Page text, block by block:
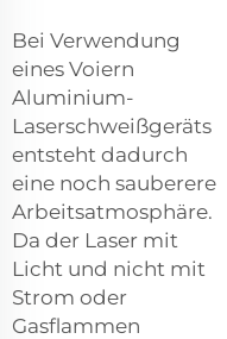
Bei Verwendung
eines Voiern
Aluminium-
Laserschweißgeräts
entsteht dadurch
eine noch sauberere
Arbeitsatmosphäre.
Da der Laser mit
Licht und nicht mit
Strom oder
Gasflammen